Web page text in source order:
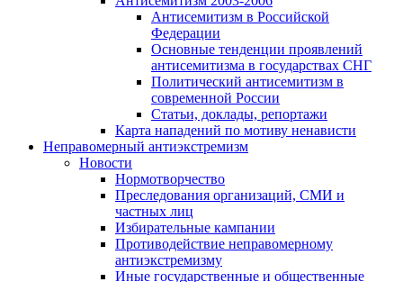
Антисемитизм в Российской
Федерации
Основные тенденции проявлений
антисемитизма в государствах СНГ
Политический антисемитизм в
современной России
Статьи, доклады, репортажи
Карта нападений по мотиву ненависти
Неправомерный антиэкстремизм
Новости
Нормотворчество
Преследования организаций, СМИ и
частных лиц
Избирательные кампании
Противодействие неправомерному
антиэкстремизму
Иные государственные и общественные